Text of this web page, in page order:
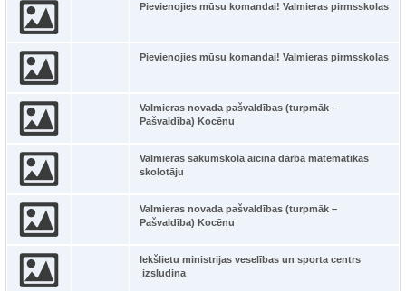
Pievienojies mūsu komandai! Valmieras pirmsskolas
Pievienojies mūsu komandai! Valmieras pirmsskolas
Valmieras novada pašvaldības (turpmāk –
Pašvaldība) Kocēnu
Valmieras sākumskola aicina darbā matemātikas
skolotāju
Valmieras novada pašvaldības (turpmāk –
Pašvaldība) Kocēnu
Iekšlietu ministrijas veselības un sporta centrs
izsludina